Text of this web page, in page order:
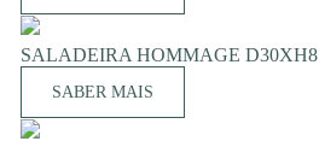
SALADEIRA HOMMAGE D30XH8
SABER MAIS